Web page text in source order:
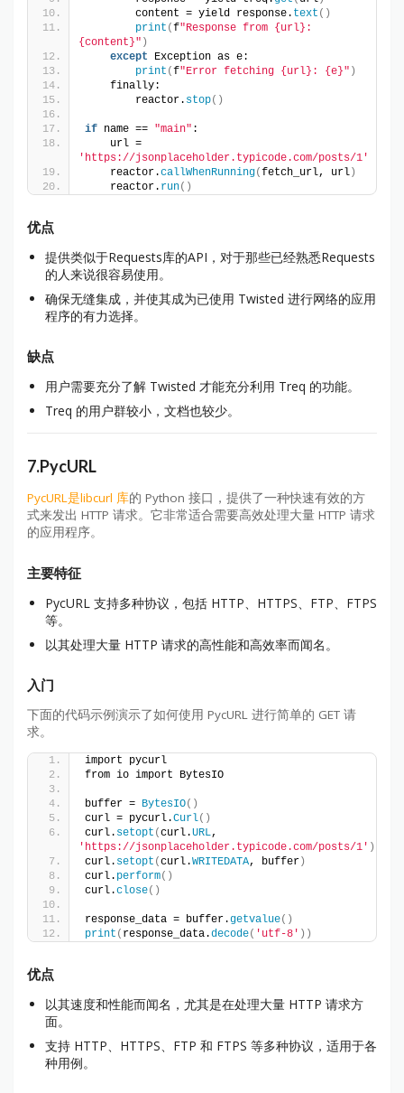
        content = yield response.
text ()
print (f"Response from {url}:
{content}" )
except Exception as e:
print (f"Error fetching {url}: {e}" )
    finally:
        reactor.
stop()
if name == "main" :
'https://jsonplaceholder.typicode.com/posts/1'
    reactor.
callWhenRunning(fetch_url, url )
    reactor.
run()
优点
提供类似于Requests库的API，对于那些已经熟悉Requests
的人来说很容易使用。
确保无缝集成，并使其成为已使用 Twisted 进行网络的应用
程序的有力选择。
缺点
用户需要充分了解 Twisted 才能充分利用 Treq 的功能。
Treq 的用户群较小，文档也较少。
7.PycURL
PycURL是libcurl 库的 Python 接口，提供了一种快速有效的方
式来发出 HTTP 请求。它非常适合需要高效处理大量 HTTP 请求
的应用程序。
主要特征
PycURL 支持多种协议，包括 HTTP、HTTPS、FTP、FTPS
等。
以其处理大量 HTTP 请求的高性能和高效率而闻名。
入门
下面的代码示例演示了如何使用 PycURL 进行简单的 GET 请
求。
import pycurl
from io import BytesIO
buffer = BytesIO()
curl = pycurl.Curl()
curl. setopt (curl.URL
'https://jsonplaceholder.typicode.com/posts/1' )
curl. setopt (curl.WRITEDATA, buffer )
curl. perform()
curl.close()
response_data = buffer.getvalue()
print ( response_data.decode( 'utf-8' ))
优点
以其速度和性能而闻名，尤其是在处理大量 HTTP 请求方
面。
支持 HTTP、HTTPS、FTP 和 FTPS 等多种协议，适用于各
种用例。